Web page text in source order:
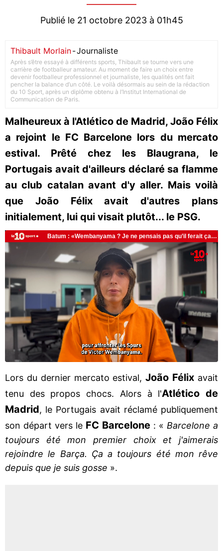
Publié le 21 octobre 2023 à 01h45
Thibault Morlain-Journaliste
Après s’être essayé à différents sports, Thibault se tourne vers une
carrière de footballeur amateur. Au moment de faire un choix entre
devenir footballeur professionnel et journaliste, les qualités ont fait
pencher la balance d’un côté. Le voilà désormais au sein de la rédaction
du 10 Sport, après un diplôme obtenu à l’Institut International de
Communication de Paris.
Malheureux à l'Atlético de Madrid, João Félix
a rejoint le FC Barcelone lors du mercato
estival. Prêté chez les Blaugrana, le
Portugais avait d'ailleurs déclaré sa flamme
au club catalan avant d'y aller. Mais voilà
que João Félix avait d'autres plans
initialement, lui qui visait plutôt... le PSG.
Lors du dernier mercato estival,João Félix avait
tenu des propos chocs. Alors à l'Atlético de
Madrid, le Portugais avait réclamé publiquement
son départ vers le FC Barcelone : « Barcelone a
toujours été mon premier choix et j'aimerais
rejoindre le Barça. Ça a toujours été mon rêve
depuis que je suis gosse ».